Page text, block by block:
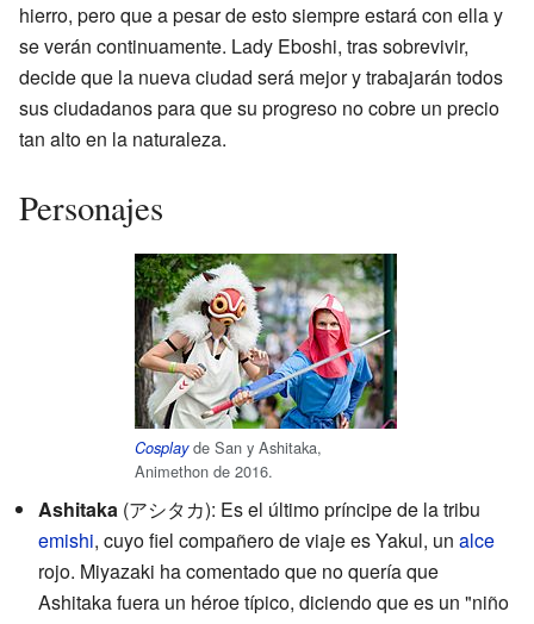
hierro, pero que a pesar de esto siempre estará con ella y
se verán continuamente. Lady Eboshi, tras sobrevivir,
decide que la nueva ciudad será mejor y trabajarán todos
sus ciudadanos para que su progreso no cobre un precio
tan alto en la naturaleza.
Personajes
Cosplayde San y Ashitaka,
Animethon de 2016.
Ashitaka (アシタカ): Es el último príncipe de la tribu
emishi, cuyo fiel compañero de viaje es Yakul, un alce
rojo. Miyazaki ha comentado que no quería que
Ashitaka fuera un héroe típico, diciendo que es un "niño